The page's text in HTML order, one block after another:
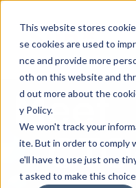
This website stores
se cookies are used to
nce and provide more
oth on this website and
d out more about the
y Policy.
We won't track your
ite. But in order to comply
e'll have to use just one
t asked to make this